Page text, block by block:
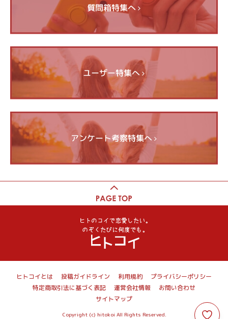
質問箱特集へ
ユーザー特集へ
アンケート考察特集へ
ヒトコイとは 投稿ガイドライン 利用規約
プライバシーポリシー
特定商取引法に基づく表記
運営会社情報
お問い合わせ
サイトマップ
Copyright (c) hitokoi All Rights Reserved.